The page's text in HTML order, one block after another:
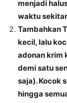
menjadi
waktu
Tambahkan
kecil, lalu
adonan krim
demi satu
saja). Kocok
hingga